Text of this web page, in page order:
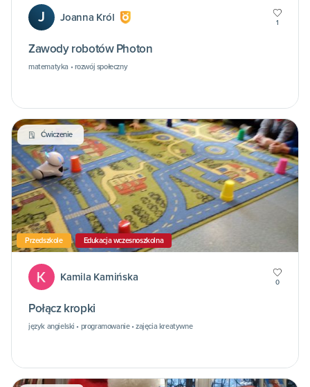
J Joanna Król 1
Zawody robotów Photon
matematyka • rozwój społeczny
Ćwiczenie
Przedszkole Edukacja wczesnoszkolna
Kamila Kamińska 0
Połącz kropki
język angielski • programowanie • zajęcia kreatywne